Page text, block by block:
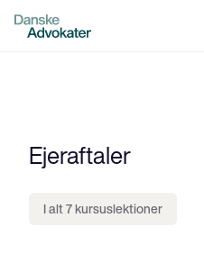
Ejeraftaler
I alt 7 kursuslektioner